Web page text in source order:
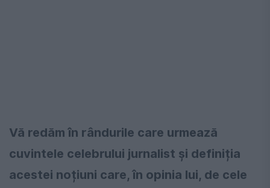
Vă redăm în rândurile care urmează
cuvintele celebrului jurnalist și definiția
acestei noțiuni care, în opinia lui, de cele